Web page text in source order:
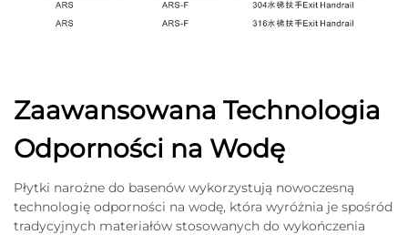
Zaawansowana Technologia
Odporności na Wodę
Płytki narożne do basenów wykorzystują nowoczesną
technologię odporności na wodę, która wyróżnia je spośród
tradycyjnych materiałów stosowanych do wykończenia